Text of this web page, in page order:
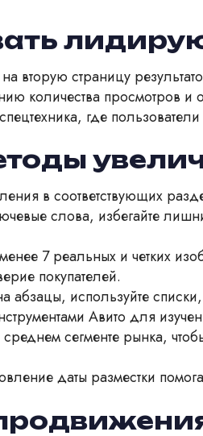
вторую страницу
количества
где
в соответствующих
слова, избегайте
7 реальных и четких
покупателей.
абзацы, используйте
Авито для
среднем сегменте рынка,
даты разместки